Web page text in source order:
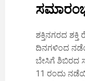
ಶಕ್ತಿನಗರದ
ದಿನಗಳಿಂದ
ಬೇಸಿಗೆ ಶಿಬಿರದ
11 ರಂದು